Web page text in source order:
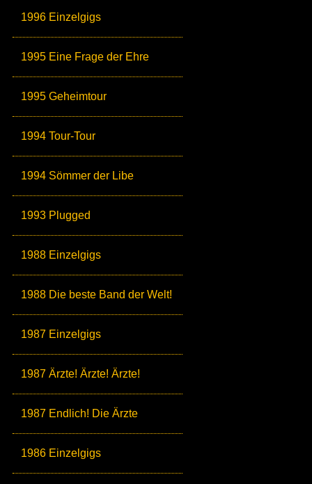
1996 Einzelgigs
1995 Eine Frage der Ehre
1995 Geheimtour
1994 Tour-Tour
1994 Sömmer der Libe
1993 Plugged
1988 Einzelgigs
1988 Die beste Band der Welt!
1987 Einzelgigs
1987 Ärzte! Ärzte! Ärzte!
1987 Endlich! Die Ärzte
1986 Einzelgigs